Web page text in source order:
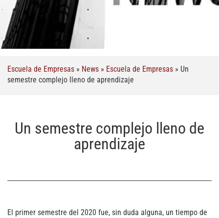
Escuela de Empresas » News » Escuela de Empresas » Un
semestre complejo lleno de aprendizaje
Un semestre complejo lleno de
aprendizaje
El primer semestre del 2020 fue, sin duda alguna, un tiempo de